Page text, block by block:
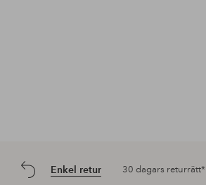
Enkel retur 30 dagars returrätt*